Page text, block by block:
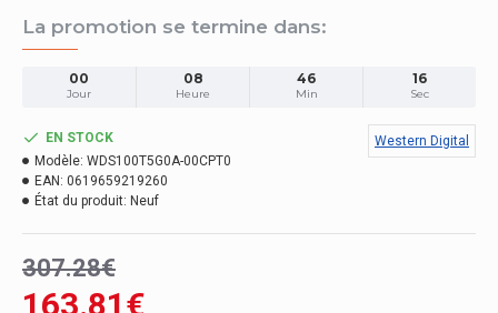
La promotion se termine dans:
00
Jour
08
Heure
46
Min
16
Sec
163.81€
307.28€
EN STOCK
Modèle: WDS100T5G0A-00CPT0
EAN: 0619659219260
État du produit: Neuf
Western Digital